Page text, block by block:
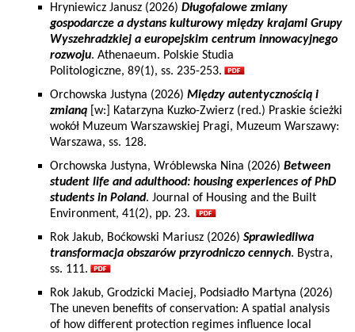
Hryniewicz Janusz (2026) Długofalowe zmiany
gospodarcze a dystans kulturowy między krajami Grupy
Wyszehradzkiej a europejskim centrum innowacyjnego
rozwoju. Athenaeum. Polskie Studia
Politologiczne, 89(1), ss. 235-253.
Orchowska Justyna (2026) Między autentycznością i
zmianą [w:] Katarzyna Kuzko-Zwierz (red.) Praskie ścieżki
wokół Muzeum Warszawskiej Pragi, Muzeum Warszawy:
Warszawa, ss. 128.
Orchowska Justyna, Wróblewska Nina (2026) Between
student life and adulthood: housing experiences of PhD
students in Poland. Journal of Housing and the Built
Environment, 41(2), pp. 23.
Rok Jakub, Boćkowski Mariusz (2026) Sprawiedliwa
transformacja obszarów przyrodniczo cennych. Bystra,
ss. 111.
Rok Jakub, Grodzicki Maciej, Podsiadło Martyna (2026)
The uneven benefits of conservation: A spatial analysis
of how different protection regimes influence local